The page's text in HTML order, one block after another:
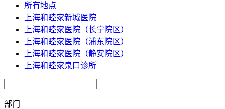
所有地点
上海和睦家新城医院
上海和睦家医院（长宁院区）
上海和睦家医院（浦东院区）
上海和睦家医院（静安院区）
上海和睦家泉口诊所
部门